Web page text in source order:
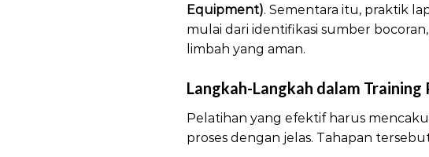
Equipment). Sementara itu, praktik
mulai dari identifikasi sumber
limbah yang aman.
Langkah-Langkah dalam Training
Pelatihan yang efektif harus
proses dengan jelas. Tahapan